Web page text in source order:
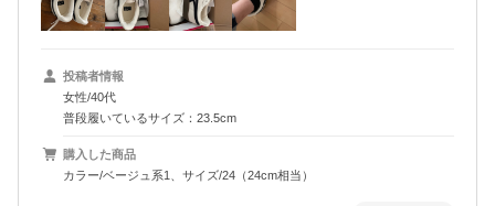
投稿者情報
女性/40代
普段履いているサイズ：23.5cm
購入した商品
カラー/ベージュ系1、サイズ/24（24cm相当）